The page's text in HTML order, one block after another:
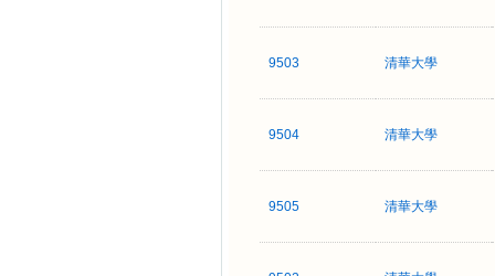
9503 清華大學
9504 清華大學
9505 清華大學